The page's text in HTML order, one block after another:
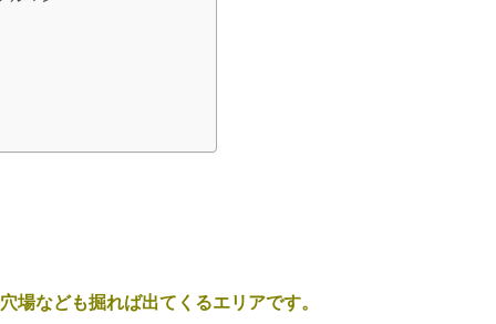
場なども掘れば出てくるエリアです。